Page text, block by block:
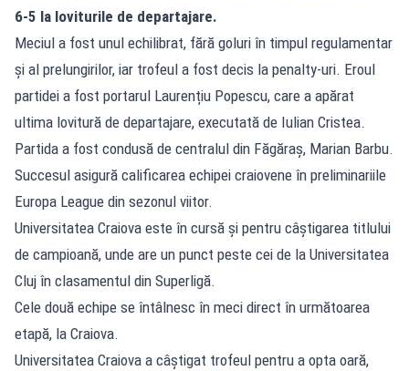
6-5 la loviturile de departajare.
Meciul a fost unul echilibrat, fără goluri în timpul regulamentar
și al prelungirilor, iar trofeul a fost decis la penalty-uri. Eroul
partidei a fost portarul Laurențiu Popescu, care a apărat
ultima lovitură de departajare, executată de Iulian Cristea.
Partida a fost condusă de centralul din Făgăraș, Marian Barbu.
Succesul asigură calificarea echipei craiovene în preliminariile
Europa League din sezonul viitor.
Universitatea Craiova este în cursă și pentru câștigarea titlului
de campioană, unde are un punct peste cei de la Universitatea
Cluj în clasamentul din Superligă.
Cele două echipe se întâlnesc în meci direct în următoarea
etapă, la Craiova.
Universitatea Craiova a câștigat trofeul pentru a opta oară,